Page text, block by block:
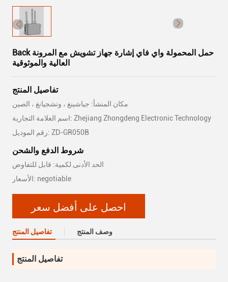
Back حمل المحمولة واي فاي إشارة جهاز تشويش مع المرونة
العالية والموثوقية
تفاصيل المنتج
مكان المنشأ: جياشينغ ، وتشجيانغ ، الصين
اسم العلامة التجارية: Zhejiang Zhongdeng Electronic Technology
رقم الموديل: ZD-GR050B
شروط الدفع والشحن
الحد الأدنى لكمية: قابل للتفاوض
الأسعار: negotiable
احصل على أفضل سعر
تفاصيل المنتج وصف المنتج
تفاصيل المنتج